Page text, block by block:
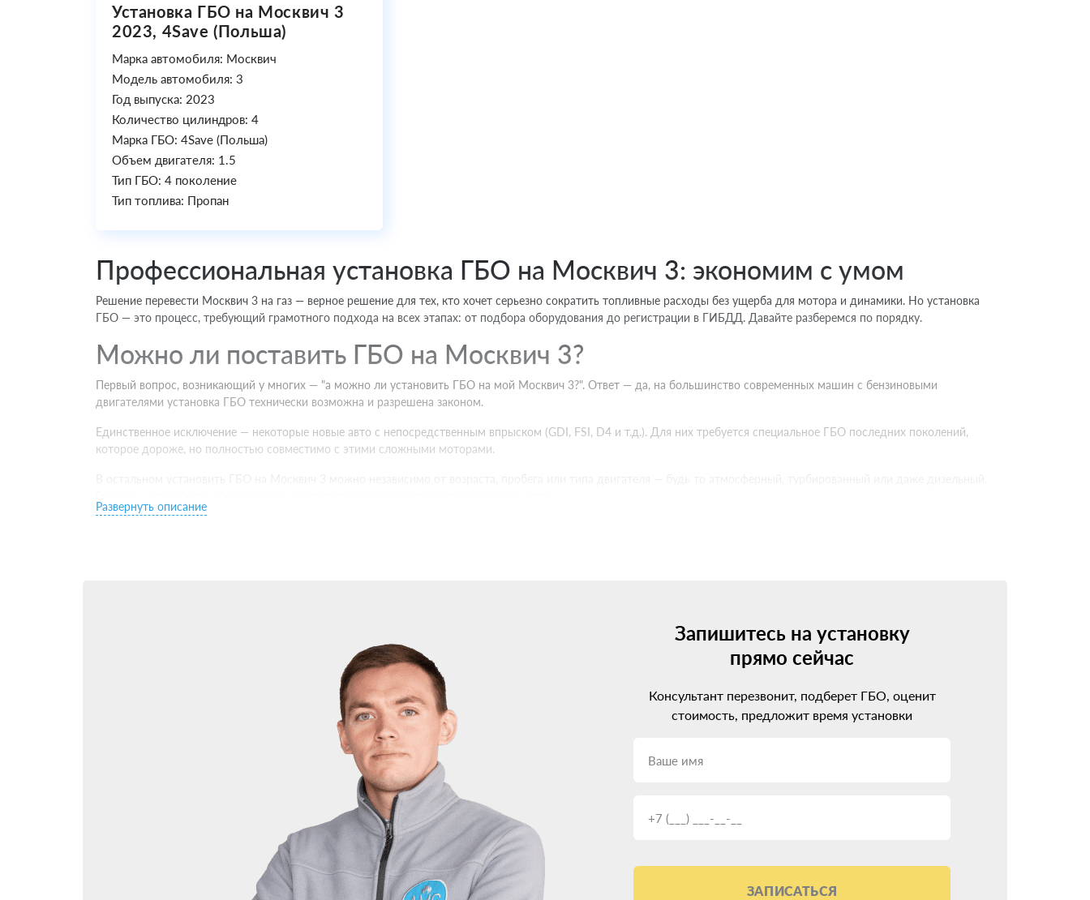
Установка ГБО на Москвич 3
2023, 4Save (Польша)
Марка автомобиля: Москвич
Модель автомобиля: 3
Год выпуска: 2023
Количество цилиндров: 4
Марка ГБО: 4Save (Польша)
Объем двигателя: 1.5
Тип ГБО: 4 поколение
Тип топлива: Пропан
Профессиональная установка ГБО на Москвич 3: экономим с умом
Решение перевести Москвич 3 на газ — верное решение для тех, кто хочет серьезно сократить топливные расходы без ущерба для мотора и динамики. Но установка
ГБО — это процесс, требующий грамотного подхода на всех этапах: от подбора оборудования до регистрации в ГИБДД. Давайте разберемся по порядку.
Можно ли поставить ГБО на Москвич 3?
Первый вопрос, возникающий у многих — "а можно ли установить ГБО на мой Москвич 3?". Ответ — да, на большинство современных машин с бензиновыми
двигателями установка ГБО технически возможна и разрешена законом.
Единственное исключение — некоторые новые авто с непосредственным впрыском (GDI, FSI, D4 и т.д.). Для них требуется специальное ГБО последних поколений,
которое дороже, но полностью совместимо с этими сложными моторами.
Установить ГБО 5 поколения имеет смысл на современные моторы Москвич 3 с непосредственным впрыском. Такое оборудование стоит дороже, но зато идеально
синхронизируется с родной системой питания двигателя.
Установка ГБО на Москвич 3: профессиональный подход
Когда выбор ГБО для Москвич 3 сделан — самое время искать, где установить газовое оборудование. И тут очень важно не ошибиться с выбором установочного
центра. Потому что даже самое качественное оборудование при неграмотной установке ГБО может доставить немало проблем вместо ожидаемой экономии.
Как выбрать надежный сервис для установки ГБО на Москвич 3? Обращайте внимание на:
Опыт работы и количество реально установленных систем.
Сертификаты официального дилера от производителей ГБО.
Репутацию компании, отзывы реальных клиентов.
Гарантийные обязательства на оборудование и работы.
Уровень клиентского сервиса и компетентность при консультации.
Развернуть описание
Запишитесь на установку
прямо сейчас
Консультант перезвонит, подберет ГБО, оценит
стоимость, предложит время установки
ЗАПИСАТЬСЯ